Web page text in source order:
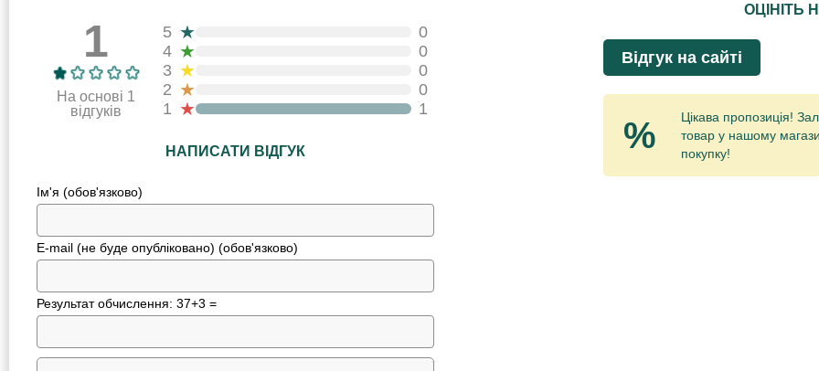
1
На основі 1
відгуків
5 ★
0
4 ★
0
3 ★
0
2 ★
0
1 ★ 1
НАПИСАТИ ВІДГУК
Ім'я (обов'язково)
E-mail (не буде опубліковано) (обов'язково)
Результат обчислення: 37+3 =
ОЦІНІТЬ
Відгук на сайті
%
Цікава пропозиція!
товар у нашому
покупку!